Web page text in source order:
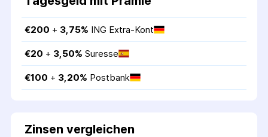
€200 + 3,75% ING Extra-Kont
€20 + 3,50% Suresse
€100 + 3,20% Postbank
Zinsen vergleichen